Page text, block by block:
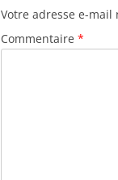
Votre adresse e-mail
Commentaire *